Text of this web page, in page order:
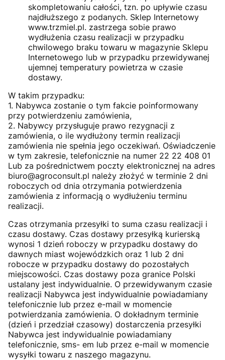
skompletowaniu całości, tzn. po upływie czasu
najdłuższego z podanych. Sklep Internetowy
www.trzmiel.pl. zastrzega sobie prawo
wydłużenia czasu realizacji w przypadku
chwilowego braku towaru w magazynie Sklepu
Internetowego lub w przypadku przewidywanej
ujemnej temperatury powietrza w czasie
dostawy.
W takim przypadku:
1. Nabywca zostanie o tym fakcie poinformowany
przy potwierdzeniu zamówienia,
2. Nabywcy przysługuje prawo rezygnacji z
zamówienia, o ile wydłużony termin realizacji
zamówienia nie spełnia jego oczekiwań. Oświadczenie
w tym zakresie, telefonicznie na numer 22 22 408 01
Lub za pośrednictwem poczty elektronicznej na adres
biuro@agroconsult.pl należy złożyć w terminie 2 dni
roboczych od dnia otrzymania potwierdzenia
zamówienia z informacją o wydłużeniu terminu
realizacji.
Czas otrzymania przesyłki to suma czasu realizacji i
czasu dostawy. Czas dostawy przesyłką kurierską
wynosi 1 dzień roboczy w przypadku dostawy do
dawnych miast wojewódzkich oraz 1 lub 2 dni
robocze w przypadku dostawy do pozostałych
miejscowości. Czas dostawy poza granice Polski
ustalany jest indywidualnie. O przewidywanym czasie
realizacji Nabywca jest indywidualnie powiadamiany
telefonicznie lub przez e-mail w momencie
potwierdzania zamówienia. O dokładnym terminie
(dzień i przedział czasowy) dostarczenia przesyłki
Nabywca jest indywidualnie powiadamiany
telefonicznie, sms- em lub przez e-mail w momencie
wysyłki towaru z naszego magazynu.